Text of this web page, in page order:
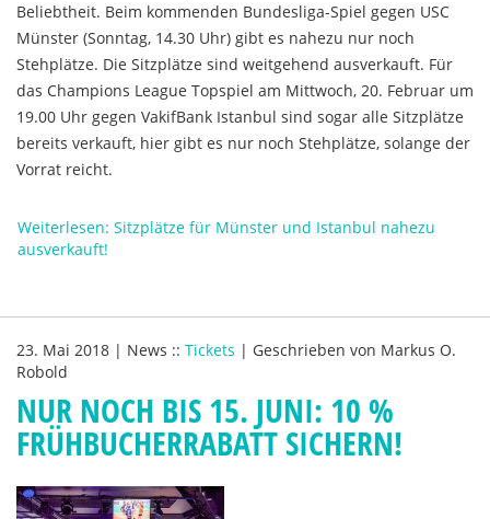
Beliebtheit. Beim kommenden Bundesliga-Spiel gegen USC
Münster (Sonntag, 14.30 Uhr) gibt es nahezu nur noch
Stehplätze. Die Sitzplätze sind weitgehend ausverkauft. Für
das Champions League Topspiel am Mittwoch, 20. Februar um
19.00 Uhr gegen VakifBank Istanbul sind sogar alle Sitzplätze
bereits verkauft, hier gibt es nur noch Stehplätze, solange der
Vorrat reicht.
Weiterlesen: Sitzplätze für Münster und Istanbul nahezu
ausverkauft!
23. Mai 2018 | News :: Tickets | Geschrieben von Markus O.
Robold
NUR NOCH BIS 15. JUNI: 10 %
FRÜHBUCHERRABATT SICHERN!